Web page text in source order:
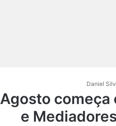
Daniel
Agosto começa
e